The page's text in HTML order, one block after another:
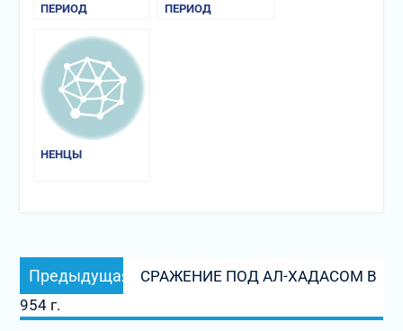
ПЕРИОД
РЮРИКОВИЧЕЙ
ПЕРИОД
НЕНЦЫ
Навигация
по
записям
Предыдущая
запись:
СРАЖЕНИЕ ПОД АЛ-ХАДАСОМ В
954 г.